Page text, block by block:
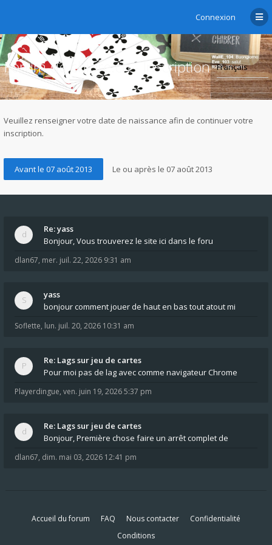
Connexion
Forum de chibre.ch - Inscription
Veuillez renseigner votre date de naissance afin de continuer votre
inscription.
Re: yass
Bonjour, Vous trouverez le site ici dans le foru
dlan67, mer. juil. 22, 2026 9:31 am
yass
bonjour comment jouer de haut en bas tout atout mi
Soflette, lun. juil. 20, 2026 10:31 am
Re: Lags sur jeu de cartes
Pour moi pas de lag avec comme navigateur Chrome
Playerdingue, ven. juin 19, 2026 5:37 pm
Re: Lags sur jeu de cartes
Bonjour, Première chose faire un arrêt complet de
dlan67, dim. mai 03, 2026 12:41 pm
Accueil du forum FAQ Nous contacter
Confidentialité
Conditions